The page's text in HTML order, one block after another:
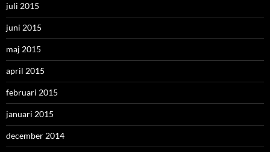
juli 2015
juni 2015
maj 2015
april 2015
februari 2015
januari 2015
december 2014